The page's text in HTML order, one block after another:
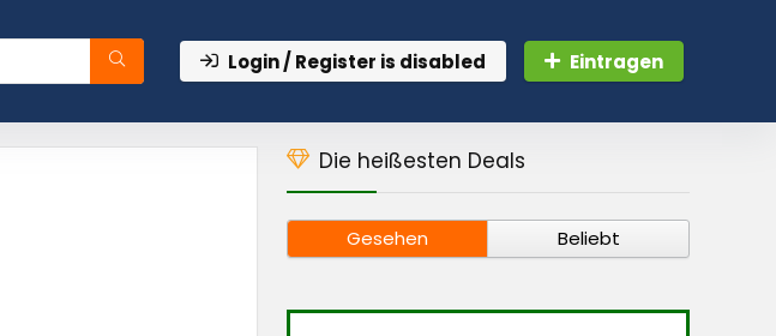
Login / Register is disabled Eintragen
Die heißesten Deals
Gesehen Beliebt